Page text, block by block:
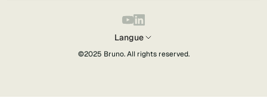
©2025 Bruno. All rights reserved.
Langue